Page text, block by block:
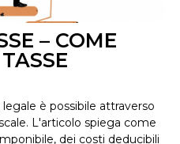
– COME
è possibile attraverso
L'articolo spiega come
dei costi deducibili